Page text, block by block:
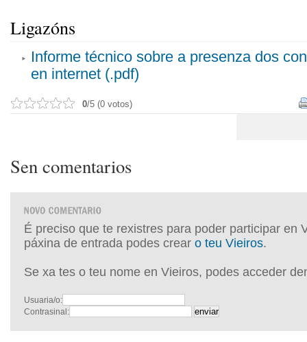
Ligazóns
Informe técnico sobre a presenza dos
en internet (.pdf)
0/5 (0 votos)
Sen comentarios
É preciso que te rexistres para poder participar en
páxina de entrada podes crear o teu Vieiros.
Se xa tes o teu nome en Vieiros, podes acceder
Usuaria/o:
Contrasinal: